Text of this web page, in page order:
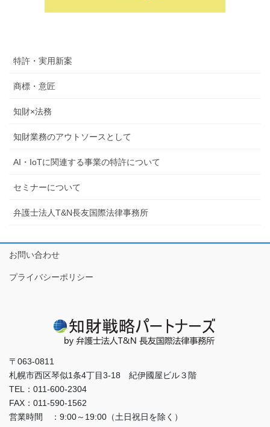
特許・実用新案
商標・意匠
知財×法務
知財業務のアウトソースとして
AI・IoTに関連する事業の特許について
セミナーについて
弁護士法人T&N長友国際法律事務所
お問い合わせ
プライバシーポリシー
〒063-0811
札幌市西区琴似1条4丁目3-18 紀伊國屋ビル３階
TEL：011-600-2304
FAX：011-590-1562
営業時間 ：9:00～19:00（土日祝日を除く）